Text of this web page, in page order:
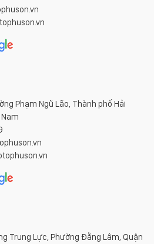
Phạm Ngũ Lão, Thành phố Hải
Trung Lực, Phường Đằng Lâm, Quận